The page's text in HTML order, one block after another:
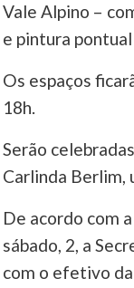
Vale Alpino –
e pintura
Os espaços
18h.
Serão
Carlinda Berlim,
De acordo com
sábado, 2, a
com o efetivo